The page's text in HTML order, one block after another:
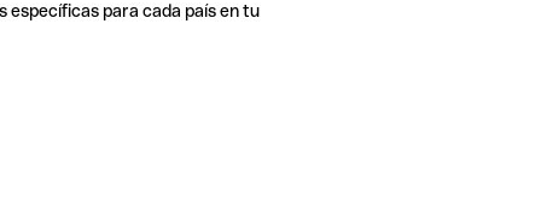
específicas para cada país en tu